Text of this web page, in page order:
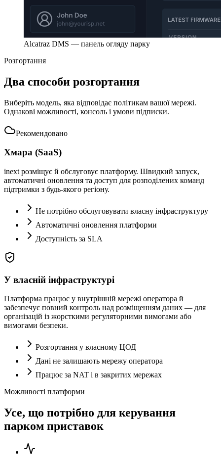
Alcatraz DMS — панель огляду парку
Розгортання
Два способи розгортання
Виберіть модель, яка відповідає політикам вашої мережі.
Однакові можливості, консоль і умови підписки.
Рекомендовано
Хмара (SaaS)
inext розміщує й обслуговує платформу. Швидкий запуск,
автоматичні оновлення та доступ для розподілених команд
підтримки з будь-якого регіону.
Не потрібно обслуговувати власну інфраструктуру
Автоматичні оновлення платформи
Доступність за SLA
У власній інфраструктурі
Платформа працює у внутрішній мережі оператора й
забезпечує повний контроль над розміщенням даних — для
організацій із жорсткими регуляторними вимогами або
вимогами безпеки.
Розгортання у власному ЦОД
Дані не залишають мережу оператора
Працює за NAT і в закритих мережах
Можливості платформи
Усе, що потрібно для керування
парком приставок